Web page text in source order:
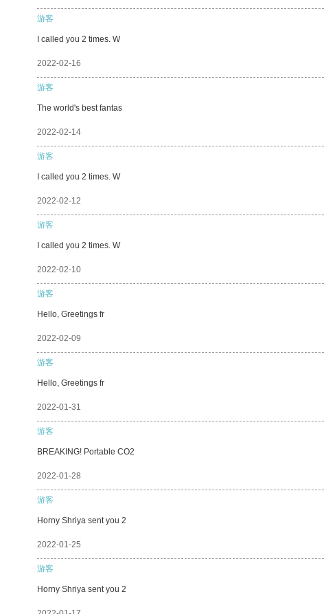
游客
I called you 2 times. W
2022-02-16
游客
The world's best fantas
2022-02-14
游客
I called you 2 times. W
2022-02-12
游客
I called you 2 times. W
2022-02-10
游客
Hello, Greetings fr
2022-02-09
游客
Hello, Greetings fr
2022-01-31
游客
BREAKING! Portable CO2
2022-01-28
游客
Horny Shriya sent you 2
2022-01-25
游客
Horny Shriya sent you 2